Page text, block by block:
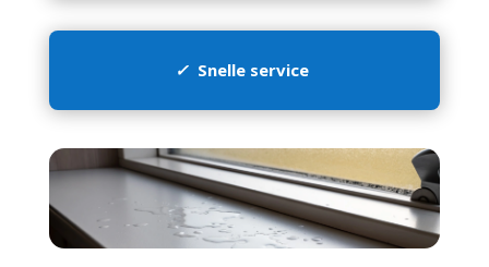
✓ Snelle service